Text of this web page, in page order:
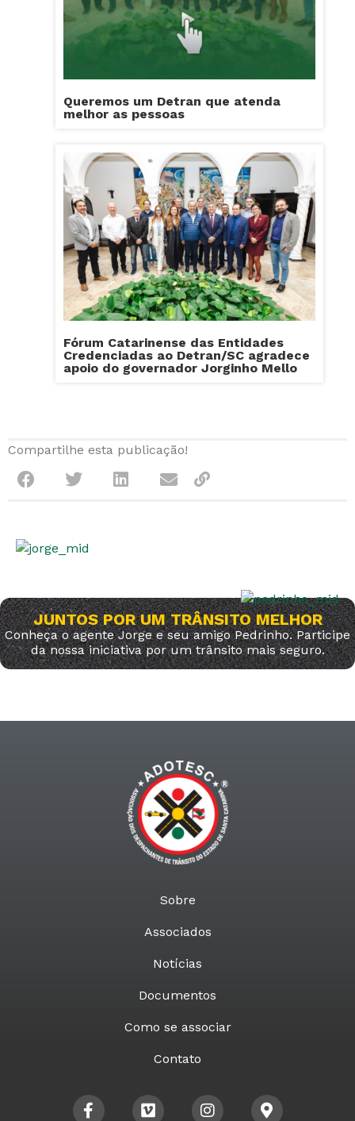
Queremos um Detran que atenda
melhor as pessoas
Fórum Catarinense das Entidades
Credenciadas ao Detran/SC agradece
apoio do governador Jorginho Mello
Compartilhe esta publicação!
JUNTOS POR UM TRÂNSITO MELHOR
Conheça o agente Jorge e seu amigo Pedrinho. Participe
da nossa iniciativa por um trânsito mais seguro.
Sobre
Associados
Notícias
Documentos
Como se associar
Contato